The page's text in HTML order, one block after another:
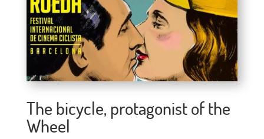
The bicycle, protagonist of the
Wheel